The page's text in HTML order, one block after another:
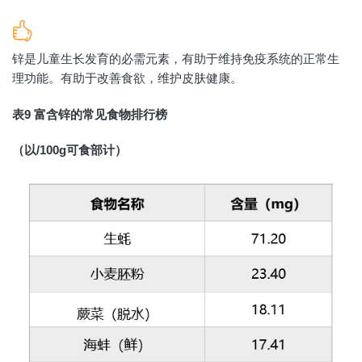
锌是儿童生长发育的必需元素，有助于维持免疫系统的正常生
理功能。有助于改善食欲，维护皮肤健康。
表9 富含锌的常见食物排行榜
（以/100g可食部计）